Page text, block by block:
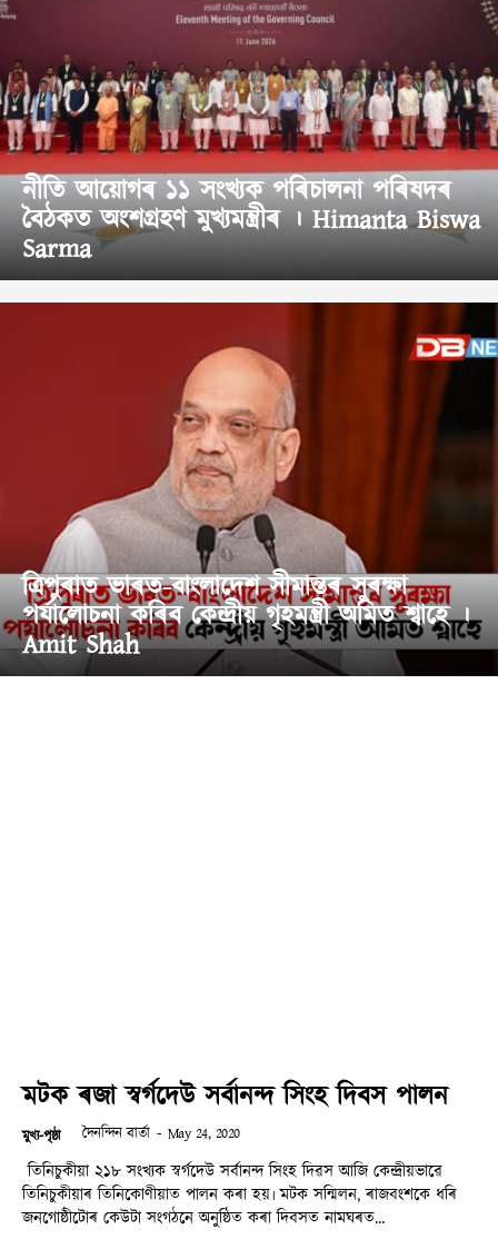
নীতি আয়োগৰ ১১ সংখ্যক পৰিচালনা পৰিষদৰ
বৈঠকত অংশগ্ৰহণ মুখ্যমন্ত্ৰীৰ । Himanta Biswa
Sarma
ত্ৰিপুৰাত ভাৰত-বাংলাদেশ সীমান্তৰ সুৰক্ষা
পৰ্যালোচনা কৰিব কেন্দ্ৰীয় গৃহমন্ত্ৰী অমিত শ্বাহে ।
Amit Shah
মটক ৰজা স্বৰ্গদেউ সৰ্বানন্দ সিংহ দিবস পালন
মুখ্য-পৃষ্ঠা দৈনন্দিন বাৰ্তা - May 24, 2020
তিনিচুকীয়া ২১৮ সংখ্যক স্বৰ্গদেউ সৰ্বানন্দ সিংহ দিৱস আজি কেন্দ্ৰীয়ভাৱে
তিনিচুকীয়াৰ তিনিকোণীয়াত পালন কৰা হয়৷ মটক সন্মিলন, ৰাজবংশকে ধৰি
জনগোষ্ঠীটোৰ কেউটা সংগঠনে অনুষ্ঠিত কৰা দিবসত নামঘৰত...